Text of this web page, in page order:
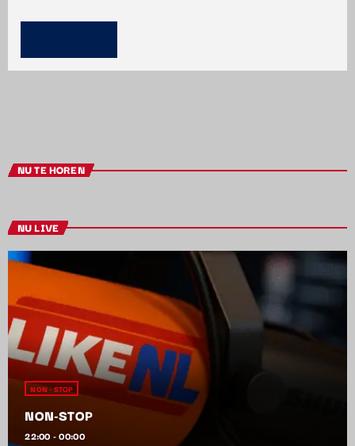
NU TE HOREN
NU LIVE
NON - STOP
NON-STOP
22:00 - 00:00